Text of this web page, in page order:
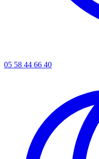
05 58 44 66 40